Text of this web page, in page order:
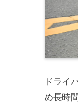
ドライ
め長時